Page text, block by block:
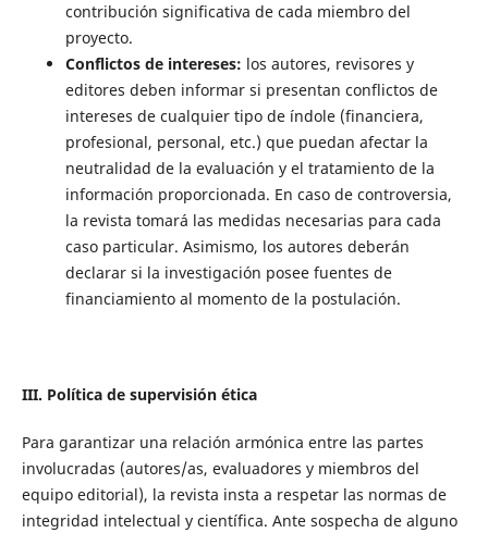
contribución significativa de cada miembro del
proyecto.
Conflictos de intereses: los autores, revisores y
editores deben informar si presentan conflictos de
intereses de cualquier tipo de índole (financiera,
profesional, personal, etc.) que puedan afectar la
neutralidad de la evaluación y el tratamiento de la
información proporcionada. En caso de controversia,
la revista tomará las medidas necesarias para cada
caso particular. Asimismo, los autores deberán
declarar si la investigación posee fuentes de
financiamiento al momento de la postulación.
III. Política de supervisión ética
Para garantizar una relación armónica entre las partes
involucradas (autores/as, evaluadores y miembros del
equipo editorial), la revista insta a respetar las normas de
integridad intelectual y científica. Ante sospecha de alguno